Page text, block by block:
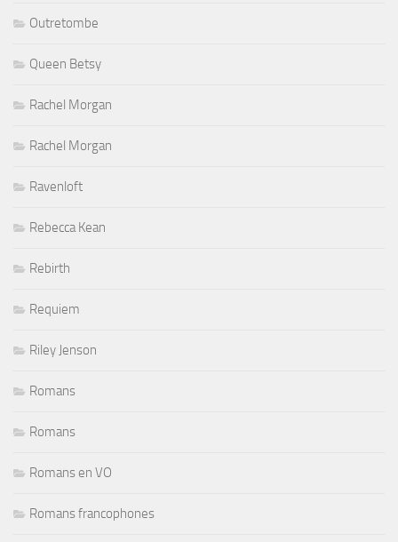
Outretombe
Queen Betsy
Rachel Morgan
Rachel Morgan
Ravenloft
Rebecca Kean
Rebirth
Requiem
Riley Jenson
Romans
Romans
Romans en VO
Romans francophones